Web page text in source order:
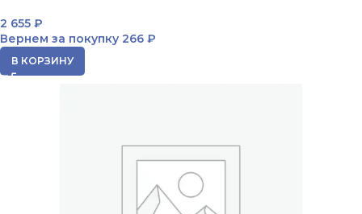
2 655 ₽
Вернем за покупку 266 ₽
В КОРЗИНУ